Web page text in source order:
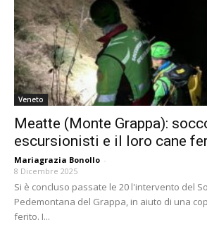
Veneto
Meatte (Monte Grappa):
escursionisti e il loro cane
Mariagrazia Bonollo -
8 Dicembre 2025
Si è concluso passate le 20 l'intervento del
Pedemontana del Grappa, in aiuto di una
ferito. I...